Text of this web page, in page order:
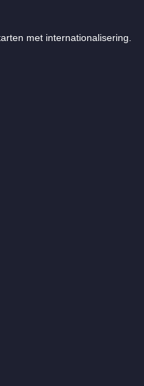
met internationalisering.